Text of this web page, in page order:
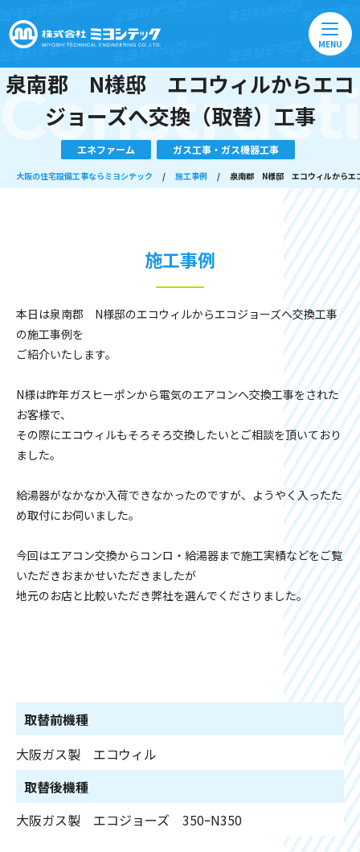
MENU
泉南郡 N様邸 エコウィルからエコ
ジョーズへ交換（取替）工事
エネファーム ガス工事・ガス機器工事
大阪の住宅設備工事ならミヨシテック / 施工事例 / 泉南郡 N様邸 エコウィルからエ
施工事例
本日は泉南郡 N様邸のエコウィルからエコジョーズへ交換工事
の施工事例を
ご紹介いたします。
N様は昨年ガスヒーポンから電気のエアコンへ交換工事をされた
お客様で、
その際にエコウィルもそろそろ交換したいとご相談を頂いており
ました。
給湯器がなかなか入荷できなかったのですが、ようやく入ったた
め取付にお伺いました。
今回はエアコン交換からコンロ・給湯器まで施工実績などをご覧
いただきおまかせいただきましたが
地元のお店と比較いただき弊社を選んでくださりました。
取替前機種
大阪ガス製 エコウィル
取替後機種
大阪ガス製 エコジョーズ 350ｰN350